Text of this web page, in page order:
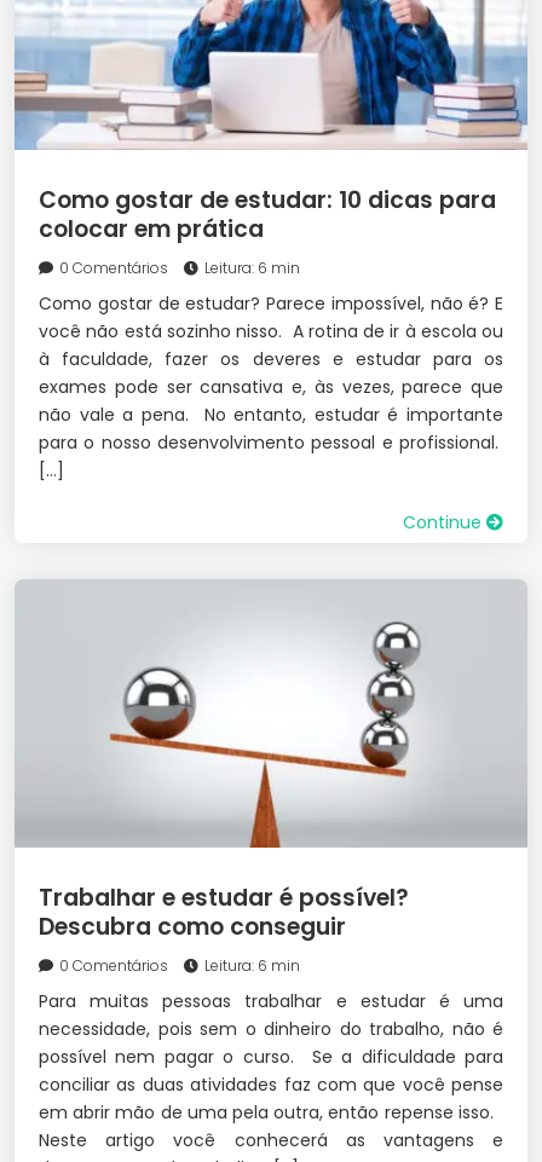
Como gostar de estudar: 10 dicas para
colocar em prática
0 Comentários Leitura: 6 min
Como gostar de estudar? Parece impossível, não é? E
você não está sozinho nisso. A rotina de ir à escola ou
à faculdade, fazer os deveres e estudar para os
exames pode ser cansativa e, às vezes, parece que
não vale a pena. No entanto, estudar é importante
para o nosso desenvolvimento pessoal e profissional.
[…]
Continue
Trabalhar e estudar é possível?
Descubra como conseguir
0 Comentários Leitura: 6 min
Para muitas pessoas trabalhar e estudar é uma
necessidade, pois sem o dinheiro do trabalho, não é
possível nem pagar o curso. Se a dificuldade para
conciliar as duas atividades faz com que você pense
em abrir mão de uma pela outra, então repense isso.
Neste artigo você conhecerá as vantagens e